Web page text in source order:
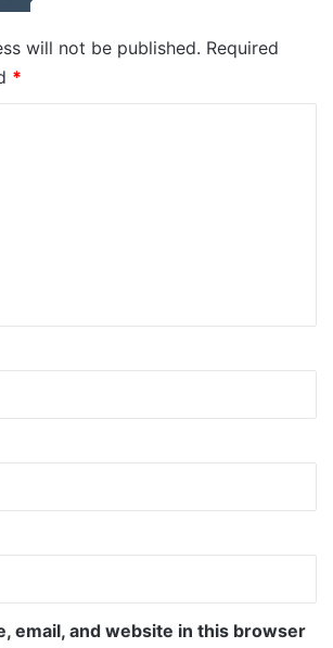
will not be published. Required
*
email, and website in this browser